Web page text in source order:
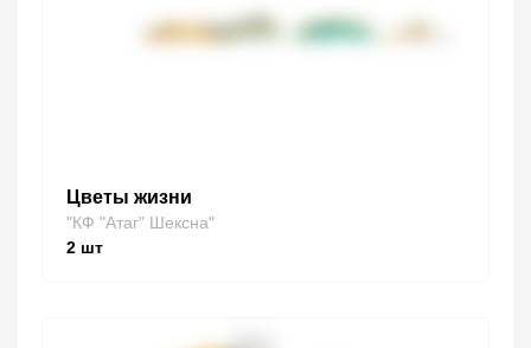
Цветы жизни
"КФ "Атаг" Шексна"
2 шт